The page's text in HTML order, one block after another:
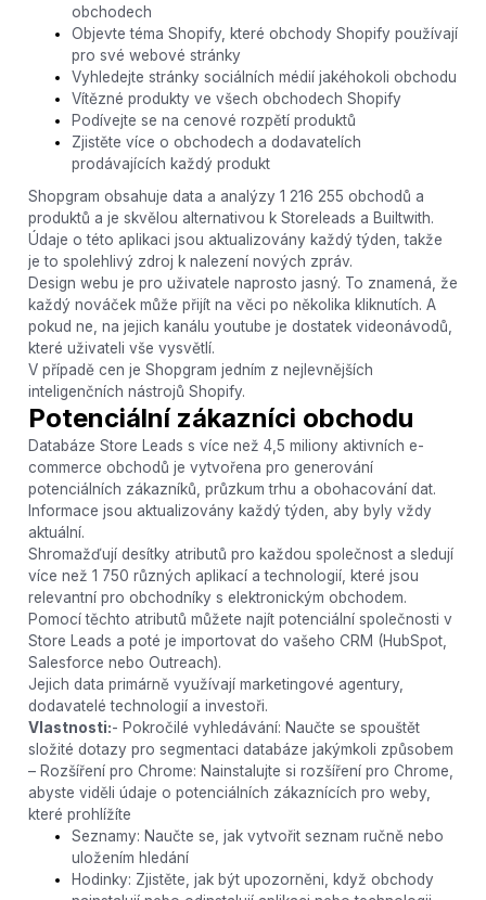
obchodech
Objevte téma Shopify, které obchody Shopify používají
pro své webové stránky
Vyhledejte stránky sociálních médií jakéhokoli obchodu
Vítězné produkty ve všech obchodech Shopify
Podívejte se na cenové rozpětí produktů
Zjistěte více o obchodech a dodavatelích
prodávajících každý produkt
Shopgram obsahuje data a analýzy 1 216 255 obchodů a
produktů a je skvělou alternativou k Storeleads a Builtwith.
Údaje o této aplikaci jsou aktualizovány každý týden, takže
je to spolehlivý zdroj k nalezení nových zpráv.
Design webu je pro uživatele naprosto jasný. To znamená, že
každý nováček může přijít na věci po několika kliknutích. A
pokud ne, na jejich kanálu youtube je dostatek videonávodů,
které uživateli vše vysvětlí.
V případě cen je Shopgram jedním z nejlevnějších
inteligenčních nástrojů Shopify.
Potenciální zákazníci obchodu
Databáze Store Leads s více než 4,5 miliony aktivních e-
commerce obchodů je vytvořena pro generování
potenciálních zákazníků, průzkum trhu a obohacování dat.
Informace jsou aktualizovány každý týden, aby byly vždy
aktuální.
Shromažďují desítky atributů pro každou společnost a sledují
více než 1 750 různých aplikací a technologií, které jsou
relevantní pro obchodníky s elektronickým obchodem.
Pomocí těchto atributů můžete najít potenciální společnosti v
Store Leads a poté je importovat do vašeho CRM (HubSpot,
Salesforce nebo Outreach).
Jejich data primárně využívají marketingové agentury,
dodavatelé technologií a investoři.
Vlastnosti:- Pokročilé vyhledávání: Naučte se spouštět
složité dotazy pro segmentaci databáze jakýmkoli způsobem
– Rozšíření pro Chrome: Nainstalujte si rozšíření pro Chrome,
abyste viděli údaje o potenciálních zákaznících pro weby,
které prohlížíte
Seznamy: Naučte se, jak vytvořit seznam ručně nebo
uložením hledání
Hodinky: Zjistěte, jak být upozorněni, když obchody